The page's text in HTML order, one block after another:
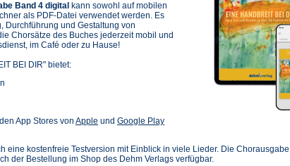
Band 4 digital kann sowohl auf mobilen
als PDF-Datei verwendet werden. Es
Durchführung und Gestaltung von
Chorsätze des Buches jederzeit mobil und
im Café oder zu Hause!
BEI DIR" bietet:
App Stores von Apple (Öffnet
neuen
Tab)
und Google Play(Öffnet
neuen
Tab)
eine kostenfreie Testversion mit Einblick in viele Lieder. Die Chorausgabe
der Bestellung im Shop des Dehm Verlags verfügbar.